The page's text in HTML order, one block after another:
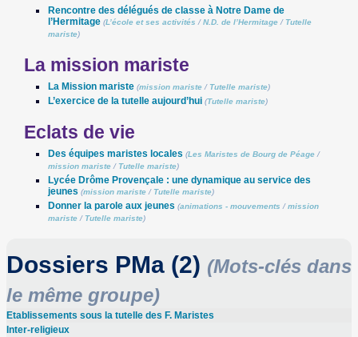
Rencontre des délégués de classe à Notre Dame de
l’Hermitage (L’école et ses activités /N.D. de l’Hermitage / Tutelle
mariste)
La mission mariste
La Mission mariste (mission mariste / Tutelle mariste)
L’exercice de la tutelle aujourd’hui (Tutelle mariste)
Eclats de vie
Des équipes maristes locales (Les Maristes de Bourg de Péage /
mission mariste / Tutelle mariste)
Lycée Drôme Provençale : une dynamique au service des
jeunes (mission mariste / Tutelle mariste)
Donner la parole aux jeunes (animations - mouvements /mission
mariste / Tutelle mariste)
Dossiers PMa (2) (Mots-clés dans
le même groupe)
Etablissements sous la tutelle des F. Maristes
Inter-religieux